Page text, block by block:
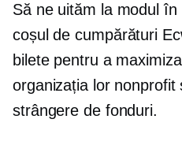
Să ne uităm la modul
coșul de cumpărături
bilete pentru a
organizația lor
strângere de fonduri.